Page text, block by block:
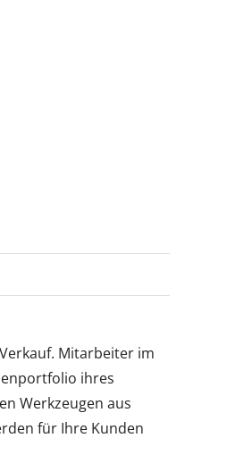
Mitarbeiter im
ihres
Werkzeugen aus
für Ihre Kunden